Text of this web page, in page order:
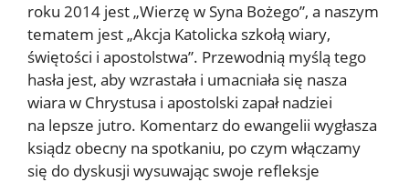
roku 2014 jest „Wierzę w Syna Bożego”, a naszym
tematem jest „Akcja Katolicka szkołą wiary,
świętości i apostolstwa”. Przewodnią myślą tego
hasła jest, aby wzrastała i umacniała się nasza
wiara w Chrystusa i apostolski zapał nadziei
na lepsze jutro. Komentarz do ewangelii wygłasza
ksiądz obecny na spotkaniu, po czym włączamy
się do dyskusji wysuwając swoje refleksje